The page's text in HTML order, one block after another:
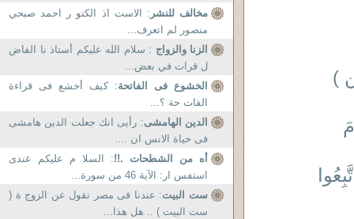
)
مخالف للنشر : الاست اذ الكتو ر احمد صبحي
منصور لم اتعرف...
الزنا والزواج : سلام الله عليكم أستاذ نا الفاض
ل قرات في بعض...
الخشوع فى الفاتحة: كيف أخشع فى قراءة
الفات حة ؟...
الدين الهامشى: رأيى انك جعلت الدين هامشى
فى حياة الانس ان ....
أه من الشطحات .!!: السلا م عليكم عندى
استفس ار: الآية 46 من سورة...
ست البيت: عندنا فى مصر نقول عن الزوج ة (
ست البيت ) .. هل هذا...